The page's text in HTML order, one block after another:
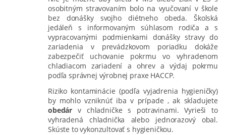
osobitným stravovaním bolo na vyučovaní v škole
bez donášky svojho diétneho obeda. Školská
jedáleň s informovaným súhlasom rodiča a s
vypracovanými podmienkami donášky stravy do
zariadenia v prevádzkovom poriadku dokáže
zabezpečiť uchovanie pokrmu vo vyhradenom
chladiacom zariadení a ohrev a výdaj pokrmu
podľa správnej výrobnej praxe HACCP.
Riziko kontaminácie (podľa vyjadrenia hygieničky)
by mohlo vzniknúť iba v prípade , ak skladujete
obedárv chladničke s potravinami. Vyrieši to
vyhradená chladnička alebo jednorazový obal.
Skúste to vykonzultovať s hygieničkou.